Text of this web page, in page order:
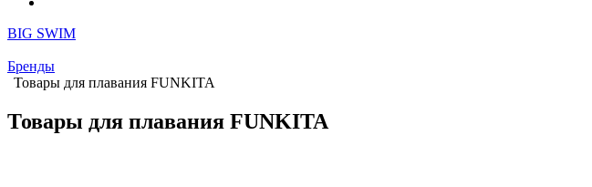
BIG SWIM
Бренды
Товары для плавания FUNKITA
Товары для плавания FUNKITA